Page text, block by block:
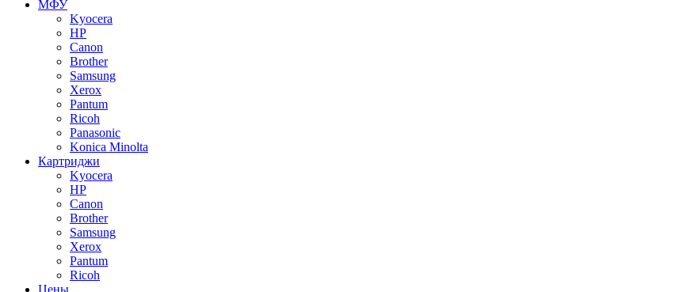
МФУ
Kyocera
HP
Canon
Brother
Samsung
Xerox
Pantum
Ricoh
Panasonic
Konica Minolta
Картриджи
Kyocera
HP
Canon
Brother
Samsung
Xerox
Pantum
Ricoh
Цены